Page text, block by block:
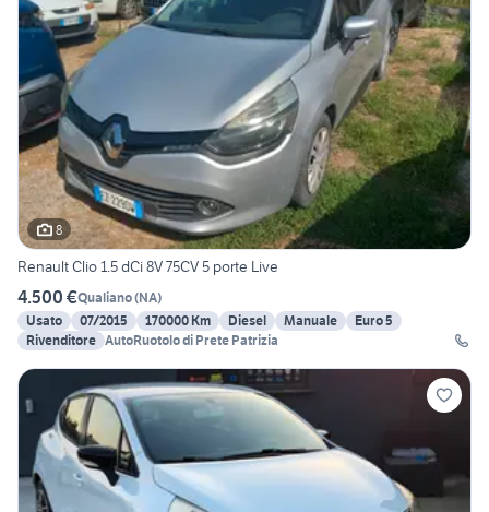
8
Renault Clio 1.5 dCi 8V 75CV 5 porte Live
4.500 €Qualiano(NA)
Usato
07/2015 170000 Km Diesel Manuale
Euro 5
Rivenditore AutoRuotolo di Prete Patrizia